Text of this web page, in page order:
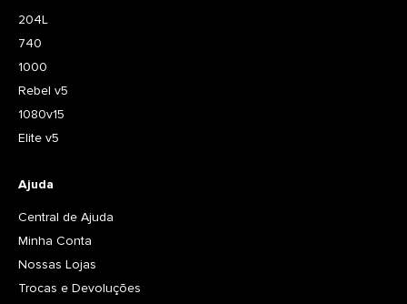
204L
740
1000
Rebel v5
1080v15
Elite v5
Ajuda
Central de Ajuda
Minha Conta
Nossas Lojas
Trocas e Devoluções